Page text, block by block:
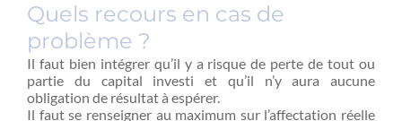
Quels recours en cas de
problème ?
Il faut bien intégrer qu’il y a risque de perte de tout ou
partie du capital investi et qu’il n’y aura aucune
obligation de résultat à espérer.
Il faut se renseigner au maximum sur l’affectation réelle